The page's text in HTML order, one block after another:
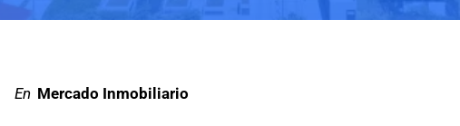
en Mercado Inmobiliario